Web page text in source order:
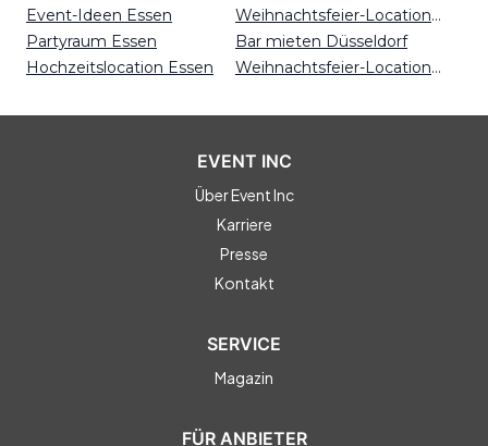
Event-Ideen Essen
Partyraum Essen
Hochzeitslocation Essen
Weihnachtsfeier-Locations Mainz
Bar mieten Düsseldorf
Weihnachtsfeier-Locations Dortmund
EVENT INC
Über Event Inc
Karriere
Presse
Kontakt
SERVICE
Magazin
FÜR ANBIETER